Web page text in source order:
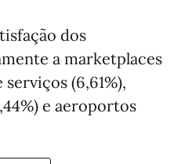
dos
a marketplaces
(6,61%),
e aeroportos